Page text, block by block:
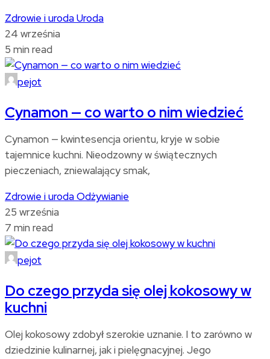
Zdrowie i urodaUroda
24 września
5 min read
pejot
Cynamon — co warto o nim wiedzieć
Cynamon — kwintesencja orientu, kryje w sobie
tajemnice kuchni. Nieodzowny w świątecznych
pieczeniach, zniewalający smak,
Zdrowie i urodaOdżywianie
25 września
7 min read
pejot
Do czego przyda się olej kokosowy w
kuchni
Olej kokosowy zdobył szerokie uznanie. I to zarówno w
dziedzinie kulinarnej, jak i pielęgnacyjnej. Jego